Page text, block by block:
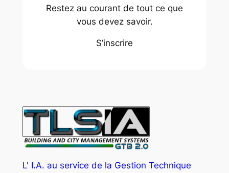
Restez au courant de tout ce que
vous devez savoir.
S’inscrire
L' I.A. au service de la Gestion Technique